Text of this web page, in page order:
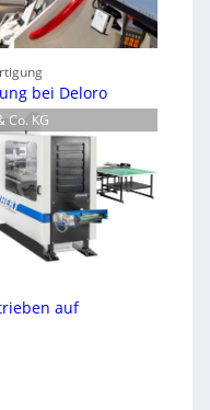
bei Deloro
Co. KG
auf